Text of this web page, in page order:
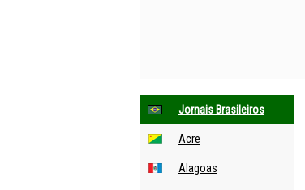
Jornais Brasileiros
Acre
Alagoas